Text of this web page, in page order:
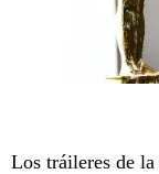
Los tráileres de la